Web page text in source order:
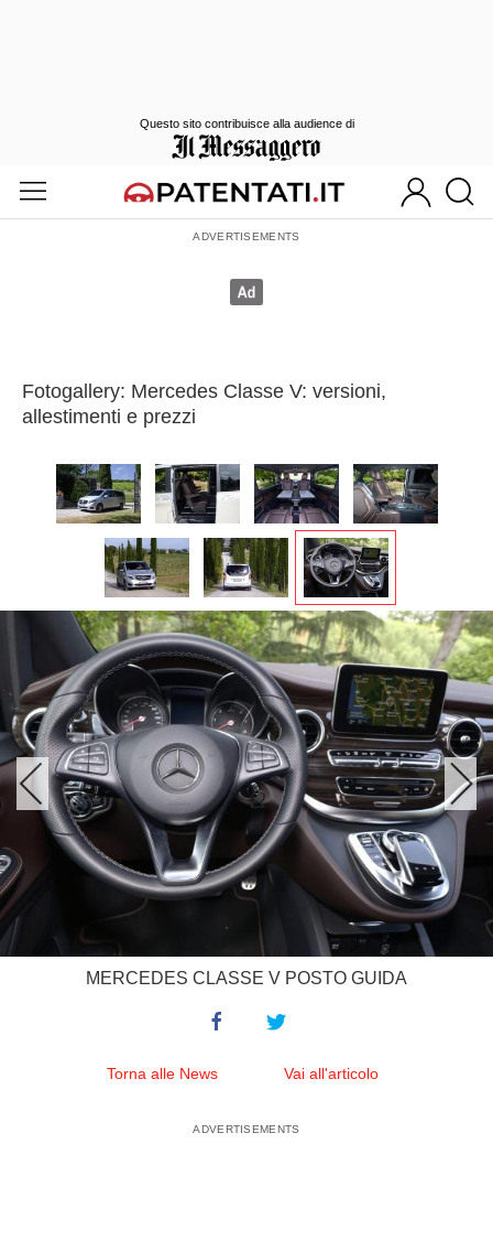
Fotogallery: Mercedes Classe V: versioni,
allestimenti e prezzi
MERCEDES CLASSE V POSTO GUIDA
Torna alle News Vai all'articolo
Questo sito contribuisce alla audience di